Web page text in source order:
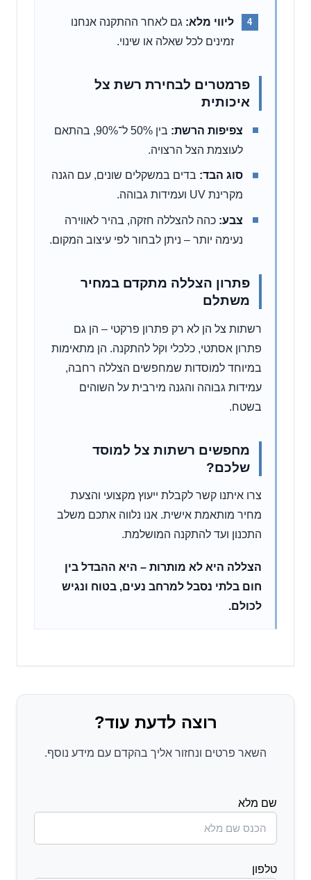
ליווי מלא: גם לאחר ההתקנה אנחנו
זמינים לכל שאלה או שינוי.
פרמטרים לבחירת רשת צל
איכותית
צפיפות הרשת:
בין 50% ל־90%, בהתאם
לעוצמת הצל הרצויה.
סוג הבד: בדים במשקלים שונים, עם הגנה
מקרינת UV ועמידות גבוהה.
צבע: כהה להצללה חזקה, בהיר לאווירה
נעימה יותר – ניתן לבחור לפי עיצוב המקום.
פתרון הצללה מתקדם במחיר
משתלם
רשתות צל הן לא רק פתרון פרקטי – הן גם
פתרון אסתטי, כלכלי וקל להתקנה. הן מתאימות
במיוחד למוסדות שמחפשים הצללה רחבה,
עמידות גבוהה והגנה מירבית על השוהים
בשטח.
מחפשים רשתות צל למוסד
שלכם?
צרו איתנו קשר לקבלת ייעוץ מקצועי והצעת
מחיר מותאמת אישית. אנו נלווה אתכם משלב
התכנון ועד להתקנה המושלמת.
הצללה היא לא מותרות – היא ההבדל בין
חום בלתי נסבל למרחב נעים, בטוח ונגיש
לכולם.
רוצה לדעת עוד?
השאר פרטים ונחזור אליך בהקדם עם מידע נוסף.
שם מלא
טלפון